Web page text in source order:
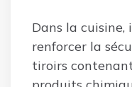
Dans la cuisine,
renforcer la
tiroirs